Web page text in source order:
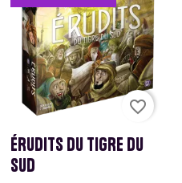
ÉRUDITS DU TIGRE DU
SUD
favorite_border